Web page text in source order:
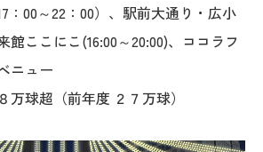
：00～22：00）、駅前大通り・広小
館ここにこ(16:00～20:00)、ココラフ
ニュー
超（前年度 ２７万球）